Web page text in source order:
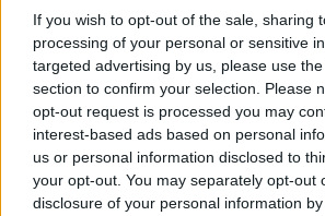
If you wish to opt-out of the sale, sharing
processing of your personal or sensitive
targeted advertising by us, please use
section to confirm your selection. Please
opt-out request is processed you may
interest-based ads based on personal
us or personal information disclosed to
your opt-out. You may separately opt-out
disclosure of your personal information
Επιλογές Που
Ανακαλύψτε τα κοσμήματα που
Εδώ θα βρείτε τις κορυφαίες επιλογές
το μοναδικό τους στυλ και την
ΧΡΥΣΌΣ 18 ΚΑΡΑΤΊΩΝ -10%